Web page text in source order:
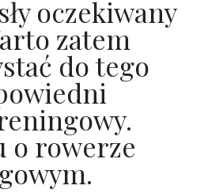
oczekiwany
zatem
do tego
o rowerze